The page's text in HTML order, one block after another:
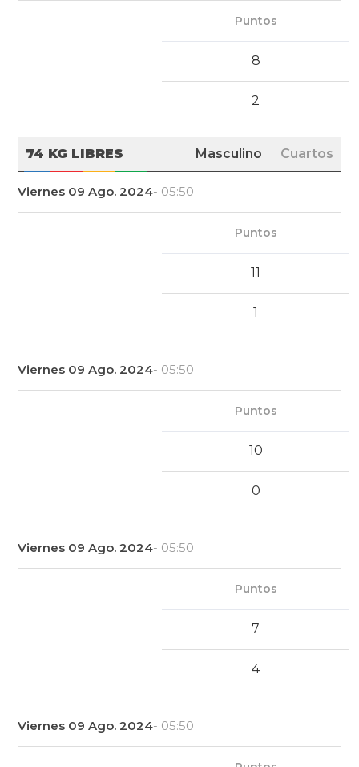
Puntos
8
2
74 KG LIBRES Masculino Cuartos
Viernes 09 Ago. 2024- 05:50
Puntos
11
1
Viernes 09 Ago. 2024- 05:50
Puntos
10
0
Viernes 09 Ago. 2024- 05:50
Puntos
7
4
Viernes 09 Ago. 2024- 05:50